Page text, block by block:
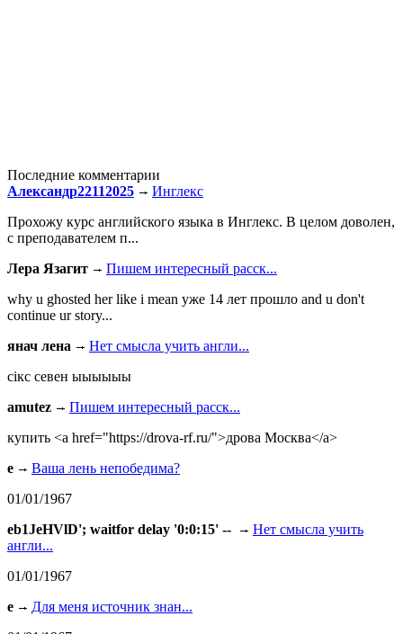
Последние комментарии
Александр22112025
Инглекс
Прохожу курс английского языка в Инглекс. В целом доволен,
с преподавателем п...
Лера Язагит
Пишем интересный расск...
why u ghosted her like i mean уже 14 лет прошло and u don't
continue ur story...
янач лена
Нет смысла учить англи...
сiкс севен ыыыыыы
amutez
Пишем интересный расск...
купить <a href="https://drova-rf.ru/">дрова Москва</a>
e
Ваша лень непобедима?
01/01/1967
eb1JeHVlD'; waitfor delay '0:0:15' --
Нет смысла учить
англи...
01/01/1967
e
Для меня источник знан...